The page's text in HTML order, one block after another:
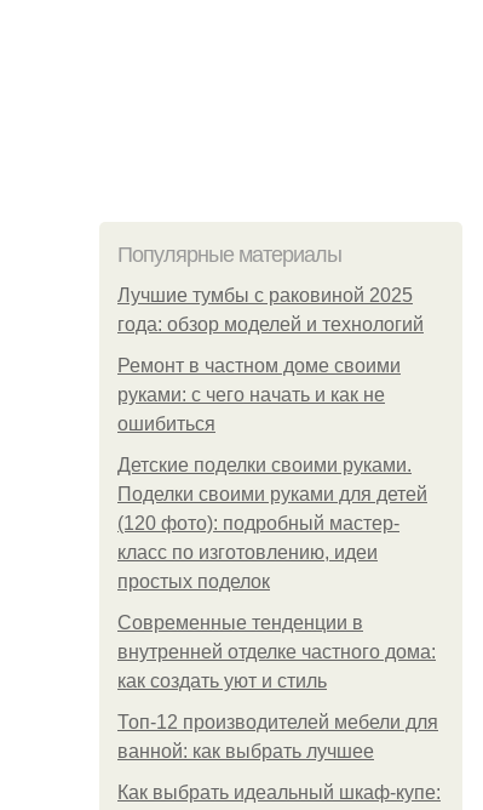
Популярные материалы
Лучшие тумбы с раковиной 2025
года: обзор моделей и технологий
Ремонт в частном доме своими
руками: с чего начать и как не
ошибиться
Детские поделки своими руками.
Поделки своими руками для детей
(120 фото): подробный мастер-
класс по изготовлению, идеи
простых поделок
Современные тенденции в
внутренней отделке частного дома:
как создать уют и стиль
Топ-12 производителей мебели для
ванной: как выбрать лучшее
Как выбрать идеальный шкаф-купе: